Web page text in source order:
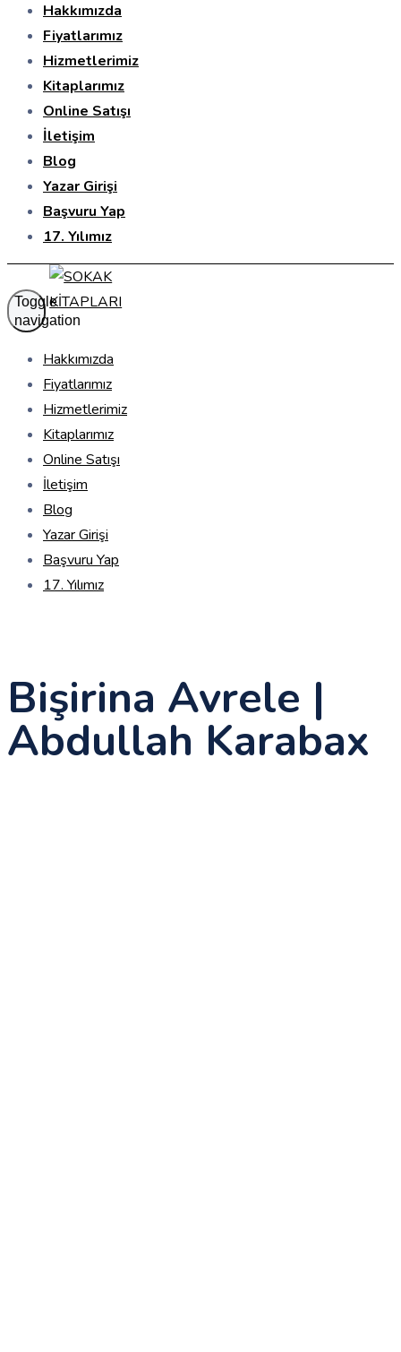
Hakkımızda
Fiyatlarımız
Hizmetlerimiz
Kitaplarımız
Online Satışı
İletişim
Blog
Yazar Girişi
Başvuru Yap
17. Yılımız
Toggle
navigation
Hakkımızda
Fiyatlarımız
Hizmetlerimiz
Kitaplarımız
Online Satışı
İletişim
Blog
Yazar Girişi
Başvuru Yap
17. Yılımız
Bişirina Avrele |
Abdullah Karabax